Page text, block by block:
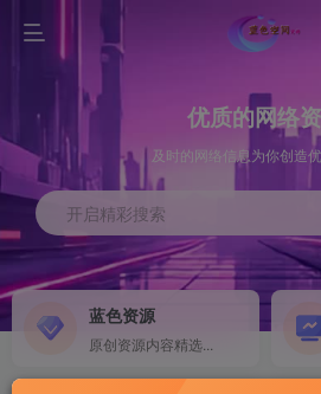
优质的网络
及时的网络信息为你创造
开启精彩搜索
蓝色资源
原创资源内容精选...